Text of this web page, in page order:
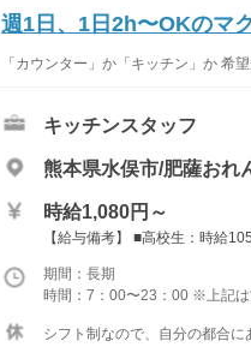
週1日、1日2h〜OKのマ
「カウンター」か「キッチン」か 希
キッチンスタッフ
熊本県水俣市/肥薩おれ
時給1,080円～
【給与備考】 ■高校生：時給
期間：長期
時間：7：00〜23：00 ※上記
シフト制なので、自分の都合